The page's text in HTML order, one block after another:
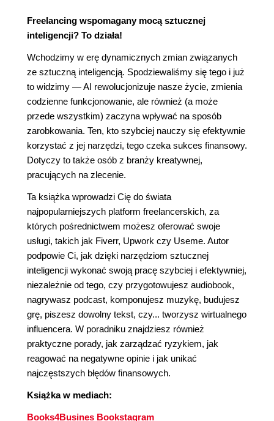
Freelancing wspomagany mocą sztucznej
inteligencji? To działa!
Wchodzimy w erę dynamicznych zmian związanych
ze sztuczną inteligencją. Spodziewaliśmy się tego i już
to widzimy ― AI rewolucjonizuje nasze życie, zmienia
codzienne funkcjonowanie, ale również (a może
przede wszystkim) zaczyna wpływać na sposób
zarobkowania. Ten, kto szybciej nauczy się efektywnie
korzystać z jej narzędzi, tego czeka sukces finansowy.
Dotyczy to także osób z branży kreatywnej,
pracujących na zlecenie.
Ta książka wprowadzi Cię do świata
najpopularniejszych platform freelancerskich, za
których pośrednictwem możesz oferować swoje
usługi, takich jak Fiverr, Upwork czy Useme. Autor
podpowie Ci, jak dzięki narzędziom sztucznej
inteligencji wykonać swoją pracę szybciej i efektywniej,
niezależnie od tego, czy przygotowujesz audiobook,
nagrywasz podcast, komponujesz muzykę, budujesz
grę, piszesz dowolny tekst, czy... tworzysz wirtualnego
influencera. W poradniku znajdziesz również
praktyczne porady, jak zarządzać ryzykiem, jak
reagować na negatywne opinie i jak unikać
najczęstszych błędów finansowych.
Książka w mediach:
Books4Busines Bookstagram